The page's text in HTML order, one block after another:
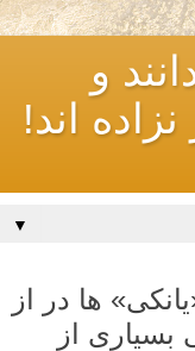
و
اند!
▼
ها در از
بسیاری از